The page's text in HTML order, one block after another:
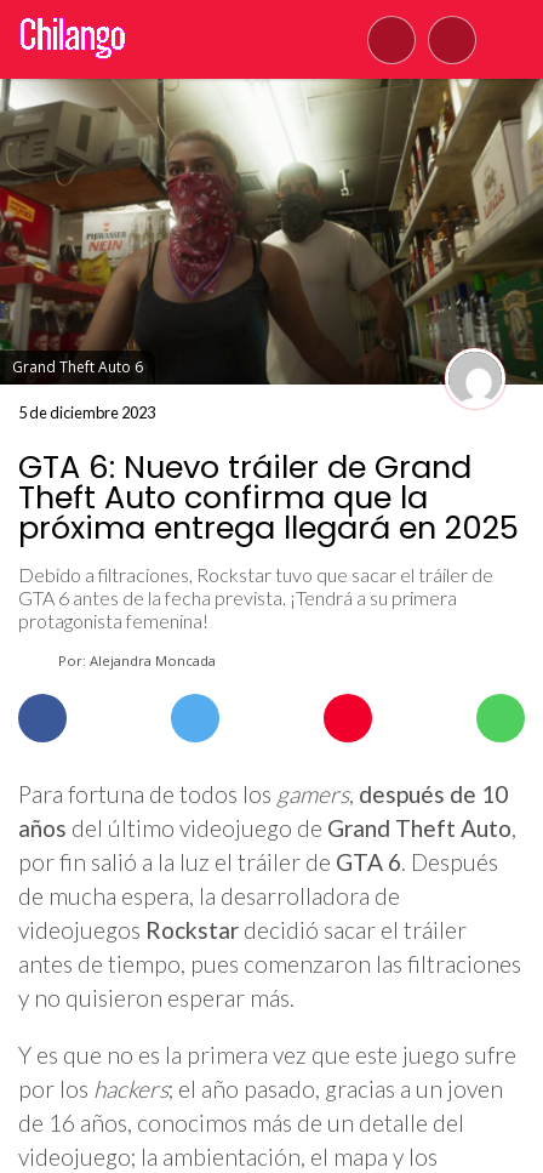
Grand Theft Auto 6
5 de diciembre 2023
GTA 6: Nuevo tráiler de Grand
Theft Auto confirma que la
próxima entrega llegará en 2025
Debido a filtraciones, Rockstar tuvo que sacar el tráiler de
GTA 6 antes de la fecha prevista. ¡Tendrá a su primera
protagonista femenina!
Por: Alejandra Moncada
Para fortuna de todos los gamers, después de 10
años del último videojuego de Grand Theft Auto,
por fin salió a la luz el tráiler de GTA 6. Después
de mucha espera, la desarrolladora de
videojuegos Rockstar decidió sacar el tráiler
antes de tiempo, pues comenzaron las filtraciones
y no quisieron esperar más.
Y es que no es la primera vez que este juego sufre
por los hackers; el año pasado, gracias a un joven
de 16 años, conocimos más de un detalle del
videojuego; la ambientación, el mapa y los